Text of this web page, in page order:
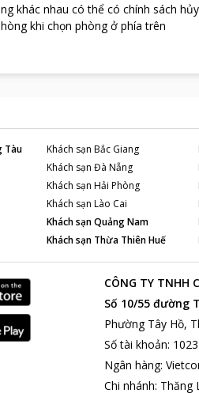
khác nhau có thể có chính sách
khi chọn phòng ở phía trên
Tàu Khách sạn Bắc Giang
Khách sạn Đà Nẵng
Khách sạn Hải Phòng
Khách sạn Lào Cai
Khách sạnQuảng Nam
Khách sạn Thừa Thiên Huế
CÔNG TY TNHH
Số 10/55 đường
Phường Tây Hồ,
Số tài khoản:
Ngân hàng:
Chi nhánh: Thăng